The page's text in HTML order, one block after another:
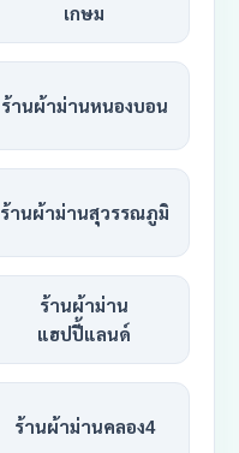
เกษม
ร้านผ้าม่านหนองบอน
ร้านผ้าม่านสุวรรณภูมิ
ร้านผ้าม่าน
แฮปปี้แลนด์
ร้านผ้าม่านคลอง4